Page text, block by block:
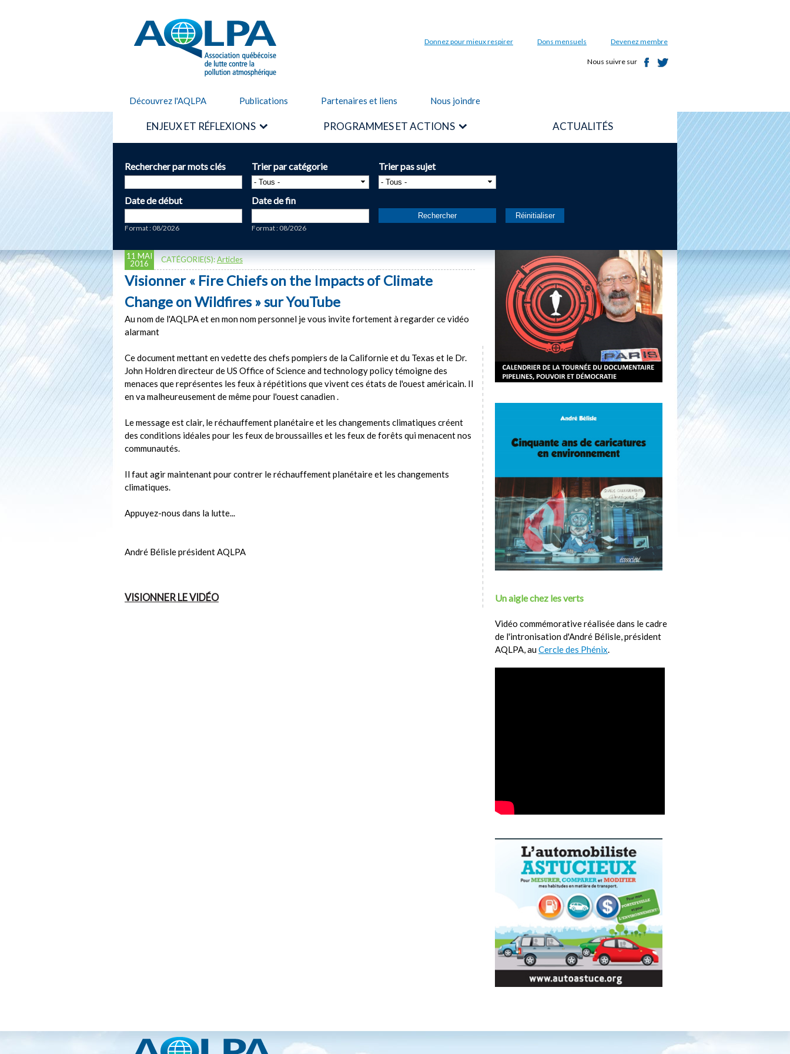
AQLPA Donnez pour mieux respirer Dons mensuels Devenez membre
Nous suivre sur
Découvrez l'AQLPA Publications Partenaires et liens Nous joindre
ENJEUX ET RÉFLEXIONS PROGRAMMES ET ACTIONS ACTUALITÉS
Rechercher par mots clés Trier par catégorie Trier pas sujet
Date de début
Format : 08/2026
Date de fin
Format : 08/2026
11 MAI
2016
CATÉGORIE(S):Articles
Visionner « Fire Chiefs on the Impacts of Climate
Change on Wildfires » sur YouTube
Au nom de l'AQLPA et en mon nom personnel je vous invite fortement à regarder ce vidéo
alarmant
Ce document mettant en vedette des chefs pompiers de la Californie et du Texas et le Dr.
John Holdren directeur de US Office of Science and technology policy témoigne des
menaces que représentes les feux à répétitions que vivent ces états de l'ouest américain. Il
en va malheureusement de même pour l'ouest canadien .
Le message est clair, le réchauffement planétaire et les changements climatiques créent
des conditions idéales pour les feux de broussailles et les feux de forêts qui menacent nos
communautés.
Il faut agir maintenant pour contrer le réchauffement planétaire et les changements
climatiques.
Appuyez-nous dans la lutte...
André Bélisle président AQLPA
VISIONNER LE VIDÉO Un aigle chez les verts
Vidéo commémorative réalisée dans le cadre
de l'intronisation d'André Bélisle, président
AQLPA, auCercle des Phénix.